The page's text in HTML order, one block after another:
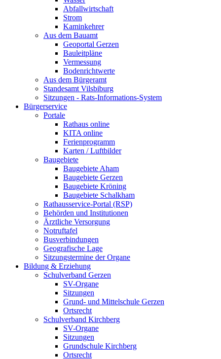
Abfallwirtschaft
Strom
Kaminkehrer
Aus dem Bauamt
Geoportal Gerzen
Bauleitpläne
Vermessung
Bodenrichtwerte
Aus dem Bürgeramt
Standesamt Vilsbiburg
Sitzungen - Rats-Informations-System
Bürgerservice
Portale
Rathaus online
KITA online
Ferienprogramm
Karten / Luftbilder
Baugebiete
Baugebiete Aham
Baugebiete Gerzen
Baugebiete Kröning
Baugebiete Schalkham
Rathausservice-Portal (RSP)
Behörden und Institutionen
Ärztliche Versorgung
Notruftafel
Busverbindungen
Geografische Lage
Sitzungstermine der Organe
Bildung & Erziehung
Schulverband Gerzen
SV-Organe
Sitzungen
Grund- und Mittelschule Gerzen
Ortsrecht
Schulverband Kirchberg
SV-Organe
Sitzungen
Grundschule Kirchberg
Ortsrecht